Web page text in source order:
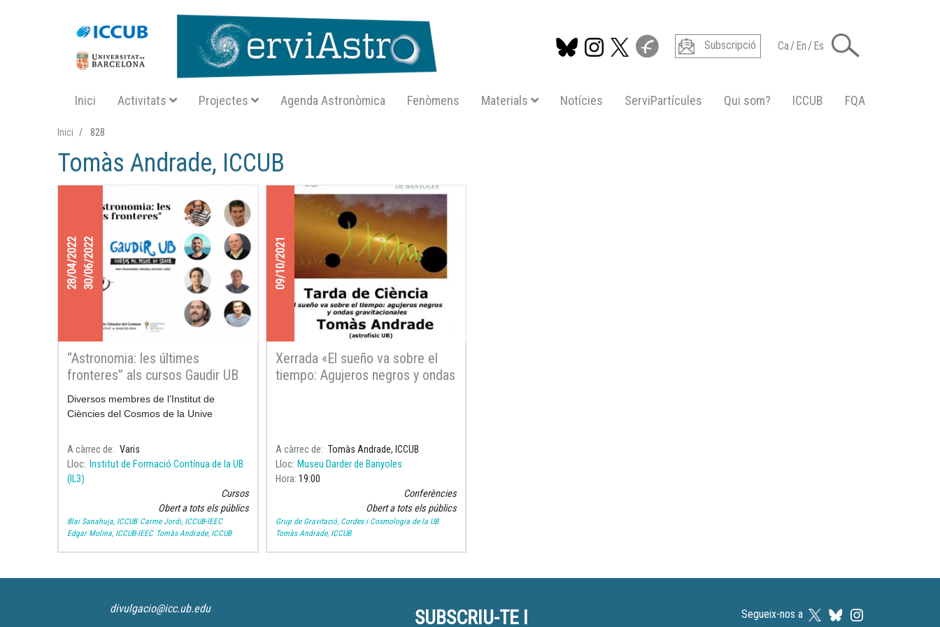
Subscripció Ca/En/Es
Navegació principal SA
Inici Activitats Projectes Agenda Astronòmica Fenòmens Materials Notícies ServiPartícules Qui som? ICCUB FQA
Inici 828
Tomàs Andrade, ICCUB
28/04/202230/06/2022
“Astronomia: les últimes
fronteres” als cursos Gaudir UB
Diversos membres de l’Institut de
Ciències del Cosmos de la Unive
A càrrec de
Varis
Lloc
Institut de Formació Contínua de la UB
(IL3)
Cursos
Obert a tots els públics
Blai Sanahuja, ICCUB Carme Jordi, ICCUB-IEEC
Edgar Molina, ICCUB-IEEC Tomàs Andrade, ICCUB
09/10/2021
Xerrada «El sueño va sobre el
tiempo: Agujeros negros y ondas
A càrrec de
Tomàs Andrade, ICCUB
Lloc Museu Darder de Banyoles
Hora 19:00
Conferències
Obert a tots els públics
Grup de Gravitació, Cordes i Cosmologia de la UB
Tomàs Andrade, ICCUB
divulgacio@icc.ub.edu SUBSCRIU-TE I Segueix-nos a